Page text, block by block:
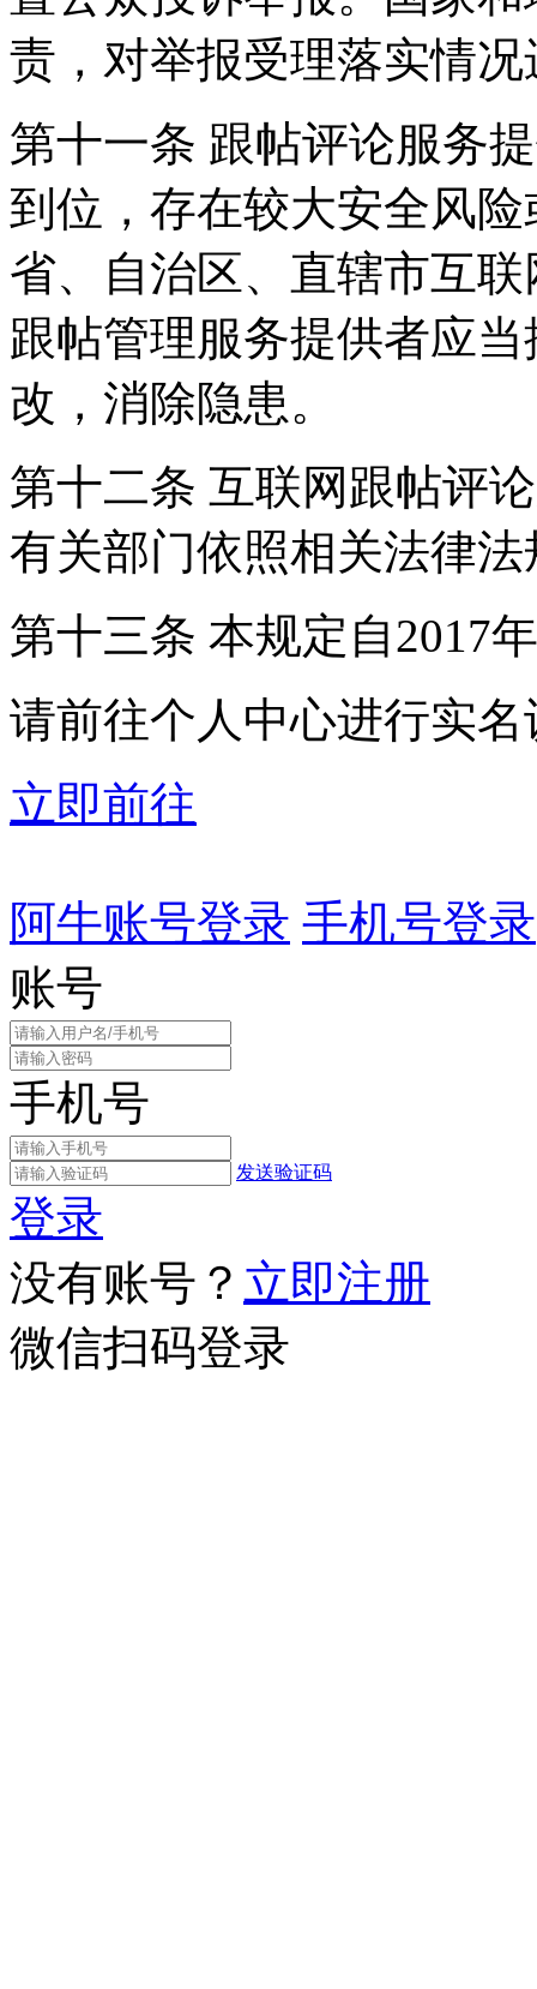
责，对举报受理落实情
第十一条 跟帖评论服务
到位，存在较大安全风
省、自治区、直辖市互
跟帖管理服务提供者应
改，消除隐患。
第十二条 互联网跟帖评
有关部门依照相关法律
第十三条 本规定自2017
请前往个人中心进行实名
立即前往
阿牛账号登录 手机号登录
账号
手机号
发送验证码
登录
没有账号？ 立即注册
微信扫码登录